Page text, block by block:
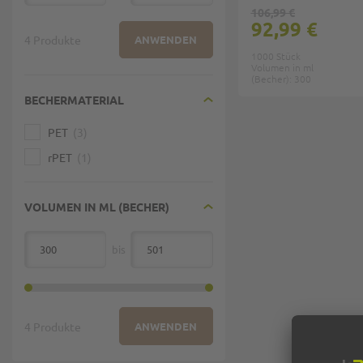
ANWENDEN
BECHERMATERIAL
PET
rPET
VOLUMEN IN ML (BECHER)
von
ANWENDEN
92,99 €
106,99 €